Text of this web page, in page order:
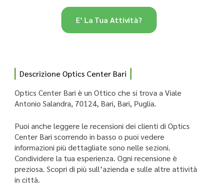
Descrizione Optics Center Bari
Optics Center Bari è un Ottico che si trova a Viale
Antonio Salandra, 70124, Bari, Bari, Puglia.
Puoi anche leggere le recensioni dei clienti di Optics
Center Bari scorrendo in basso o puoi vedere
informazioni più dettagliate sono nelle sezioni.
Condividere la tua esperienza. Ogni recensione è
preziosa. Scopri di più sull’azienda e sulle altre attività
in città.
E' La Tua Attività?